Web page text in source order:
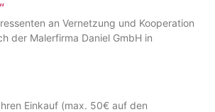
an Vernetzung und Kooperation
der Malerfirma Daniel GmbH in
Einkauf (max. 50€ auf den